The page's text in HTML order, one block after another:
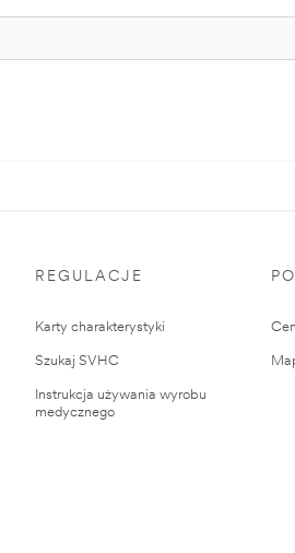
REGULACJE
Karty charakterystyki
Szukaj SVHC
Instrukcja używania wyrobu
medycznego